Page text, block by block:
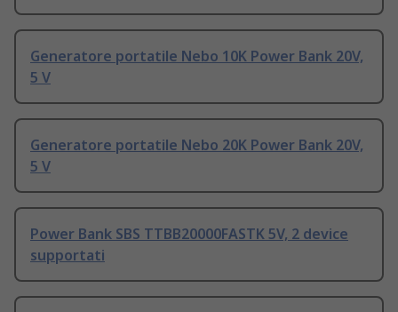
Generatore portatile Nebo 10K Power Bank 20V,
5 V
Generatore portatile Nebo 20K Power Bank 20V,
5 V
Power Bank SBS TTBB20000FASTK 5V, 2 device
supportati